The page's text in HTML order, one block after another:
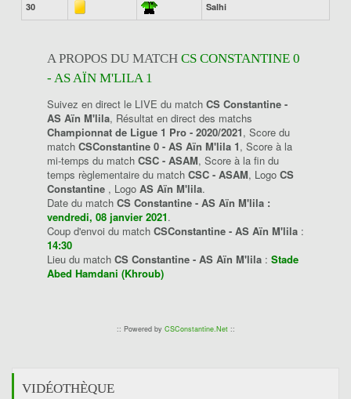
30 Salhi
A PROPOS DU MATCH CS CONSTANTINE 0
- AS AÏN M'LILA 1
Suivez en direct le LIVE du match CS Constantine -
AS Aïn M'lila, Résultat en direct des matchs
Championnat de Ligue 1 Pro - 2020/2021, Score du
match CSConstantine 0 - AS Aïn M'lila 1, Score à la
mi-temps du match CSC - ASAM, Score à la fin du
temps règlementaire du match CSC - ASAM, Logo CS
Constantine , Logo AS Aïn M'lila.
Date du match CS Constantine - AS Aïn M'lila :
vendredi, 08 janvier 2021.
Coup d'envoi du match CSConstantine - AS Aïn M'lila :
14:30
Lieu du match CS Constantine - AS Aïn M'lila : Stade
Abed Hamdani (Khroub)
:: Powered by CSConstantine.Net::
VIDÉOTHÈQUE